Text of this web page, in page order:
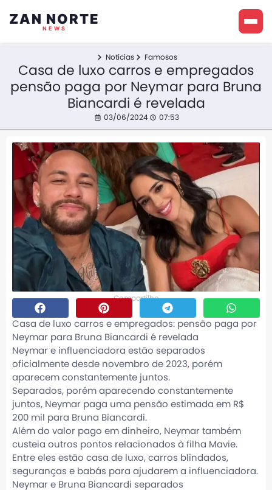
ZAN NORTE
NEWS
Noticias Famosos
Casa de luxo carros e empregados
pensão paga por Neymar para Bruna
Biancardi é revelada
03/06/2024 07:53
Compartilhe
Casa de luxo carros e empregados: pensão paga por
Neymar para Bruna Biancardi é revelada
Neymar e influenciadora estão separados
oficialmente desde novembro de 2023, porém
aparecem constantemente juntos.
Separados, porém aparecendo constantemente
juntos, Neymar paga uma pensão estimada em R$
200 mil para Bruna Biancardi.
Além do valor pago em dinheiro, Neymar também
custeia outros pontos relacionados à filha Mavie.
Entre eles estão casa de luxo, carros blindados,
seguranças e babás para ajudarem a influenciadora.
Neymar e Bruna Biancardi separados